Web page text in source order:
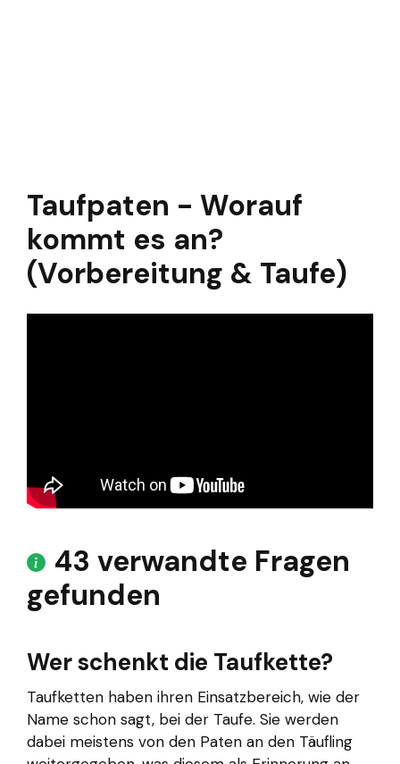
Taufpaten - Worauf
kommt es an?
(Vorbereitung & Taufe)
43 verwandte Fragen
gefunden
Wer schenkt die Taufkette?
Taufketten haben ihren Einsatzbereich, wie der
Name schon sagt, bei der Taufe. Sie werden
dabei meistens von den Paten an den Täufling